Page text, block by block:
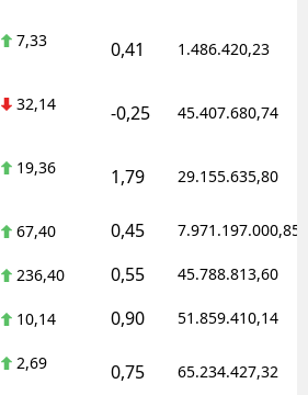
7,33 0,41 1.486.420,23
32,14 -0,25 45.407.680,74
19,36 1,79 29.155.635,80
67,40 0,45 7.971.197.000,85
236,40 0,55 45.788.813,60
10,14 0,90 51.859.410,14
2,69 0,75 65.234.427,32